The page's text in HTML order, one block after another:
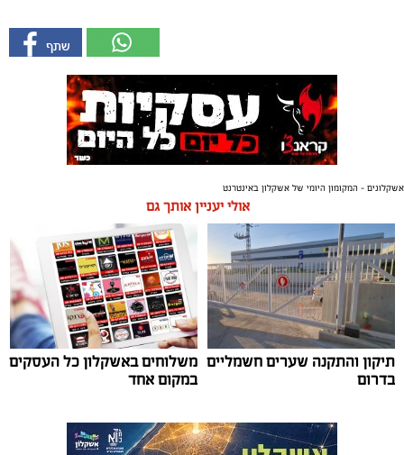
אשקלונים - המקומון היומי של אשקלון באינטרנט
אולי יעניין אותך גם
תיקון והתקנה שערים חשמליים
בדרום
משלוחים באשקלון כל העסקים
במקום אחד